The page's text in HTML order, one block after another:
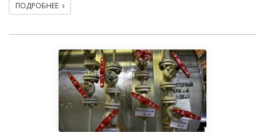
ПОДРОБНЕЕ